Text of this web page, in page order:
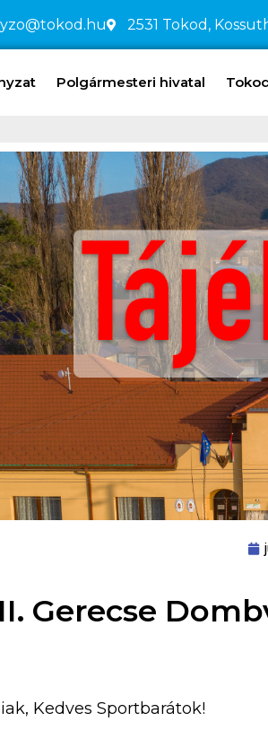
2531 Tokod,
Polgármesteri hivatal
II. Gerecse
Kedves Sportbarátok!